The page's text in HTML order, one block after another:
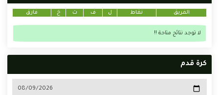
الفريق نقاط ل ف ت خ فارق
لا توجد نتائج متاحة !!
كرة قدم